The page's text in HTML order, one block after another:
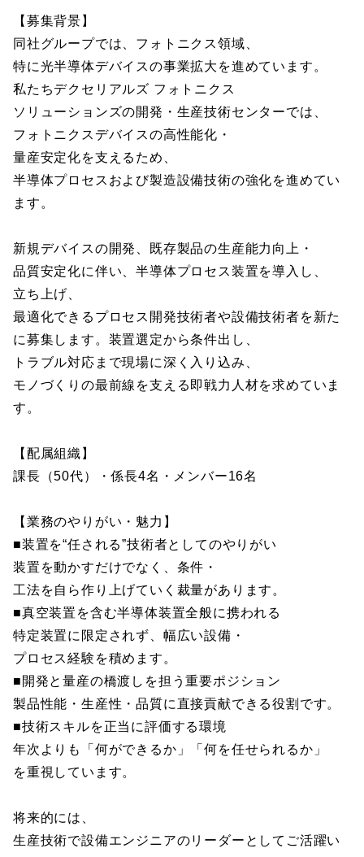
【募集背景】
同社グループでは、フォトニクス領域、
特に光半導体デバイスの事業拡大を進めています。
私たちデクセリアルズ フォトニクス
ソリューションズの開発・生産技術センターでは、
フォトニクスデバイスの高性能化・
量産安定化を支えるため、
半導体プロセスおよび製造設備技術の強化を進めてい
ます。
新規デバイスの開発、既存製品の生産能力向上・
品質安定化に伴い、半導体プロセス装置を導入し、
立ち上げ、
最適化できるプロセス開発技術者や設備技術者を新た
に募集します。装置選定から条件出し、
トラブル対応まで現場に深く入り込み、
モノづくりの最前線を支える即戦力人材を求めていま
す。
【配属組織】
課長（50代）・係長4名・メンバー16名
【業務のやりがい・魅力】
■装置を“任される”技術者としてのやりがい
装置を動かすだけでなく、条件・
工法を自ら作り上げていく裁量があります。
■真空装置を含む半導体装置全般に携われる
特定装置に限定されず、幅広い設備・
プロセス経験を積めます。
■開発と量産の橋渡しを担う重要ポジション
製品性能・生産性・品質に直接貢献できる役割です。
■技術スキルを正当に評価する環境
年次よりも「何ができるか」「何を任せられるか」
を重視しています。
将来的には、
生産技術で設備エンジニアのリーダーとしてご活躍い